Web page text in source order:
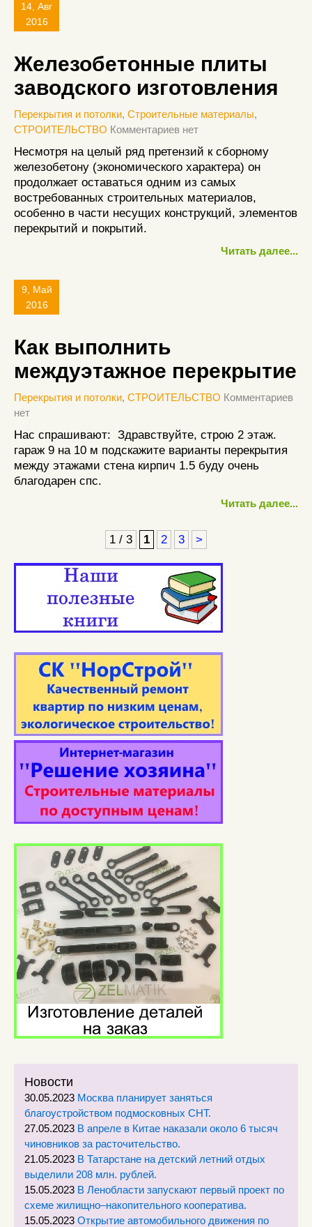
14, Авг
2016
Железобетонные плиты
заводского изготовления
Перекрытия и потолки, Строительные материалы,
СТРОИТЕЛЬСТВО Комментариев нет
Несмотря на целый ряд претензий к сборному
железобетону (экономического характера) он
продолжает оставаться одним из самых
востребованных строительных материалов,
особенно в части несущих конструкций, элементов
перекрытий и покрытий.
Читать далее...
9, Май
2016
Как выполнить
междуэтажное перекрытие
Перекрытия и потолки, СТРОИТЕЛЬСТВО Комментариев
нет
Нас спрашивают: Здравствуйте, строю 2 этаж.
гараж 9 на 10 м подскажите варианты перекрытия
между этажами стена кирпич 1.5 буду очень
благодарен спс.
Читать далее...
1 / 3 1 2 3 >
Новости
30.05.2023 Москва планирует заняться
благоустройством подмосковных СНТ.
27.05.2023 В апреле в Китае наказали около 6 тысяч
чиновников за расточительство.
21.05.2023 В Татарстане на детский летний отдых
выделили 208 млн. рублей.
15.05.2023 В Ленобласти запускают первый проект по
схеме жилищно–накопительного кооператива.
15.05.2023 Открытие автомобильного движения по